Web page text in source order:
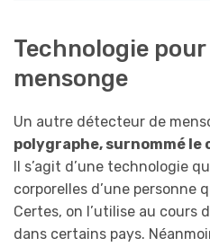
Technologie
mensonge
Un autre détecteur de
polygraphe, surnommé le
Il s’agit d’une technologie
corporelles d’une personne
Certes, on l’utilise au cours
dans certains pays.